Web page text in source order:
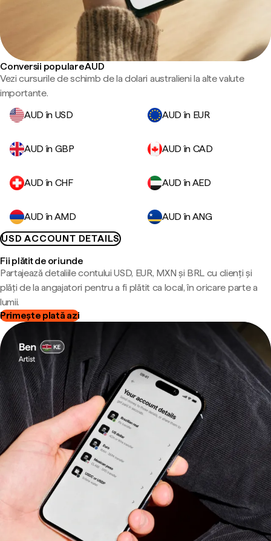
Conversii populare AUD
Vezi cursurile de schimb de la dolari australieni la alte valute
importante.
AUD în USD
AUD în EUR
AUD în GBP AUD în CAD
AUD în CHF AUD în AED
AUD în AMD
AUD în ANG
USD ACCOUNT DETAILS
Fii plătit de oriunde
Partajează detaliile contului USD, EUR, MXN și BRL cu clienți și
plăți de la angajatori pentru a fi plătit ca local, în oricare parte a
lumii.
Primește plată azi